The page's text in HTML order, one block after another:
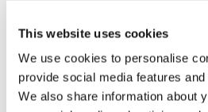
This website uses cookies
We use cookies to personalise
provide social media features
We also share information about
da sabato 16 dicembre 2017
servizio integrato valido per i
Roma, Milano e Torino
acquistano il biglietto del treno
la corsa con l’App mytaxi
fruibile anche dai passeggeri del